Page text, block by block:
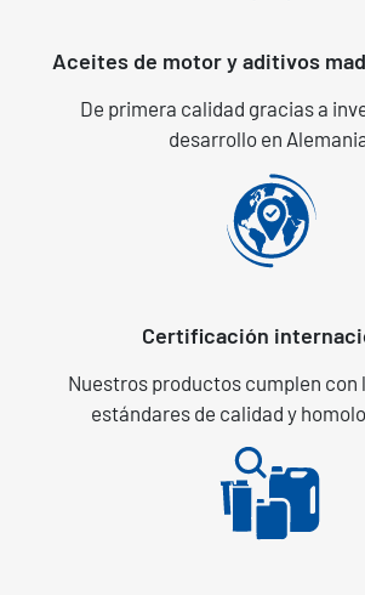
Aceites de motor y aditivos
De primera calidad gracias a
desarrollo en
Certificación
Nuestros productos cumplen con
estándares de calidad y